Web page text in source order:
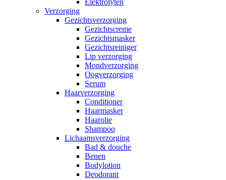
Elektrolyten
Verzorging
Gezichtsverzorging
Gezichtscreme
Gezichtsmasker
Gezichtsreiniger
Lip verzorging
Mondverzorging
Oogverzorging
Serum
Haarverzorging
Conditioner
Haarmasker
Haarolie
Shampoo
Lichaamsverzorging
Bad & douche
Benen
Bodylotion
Deodorant